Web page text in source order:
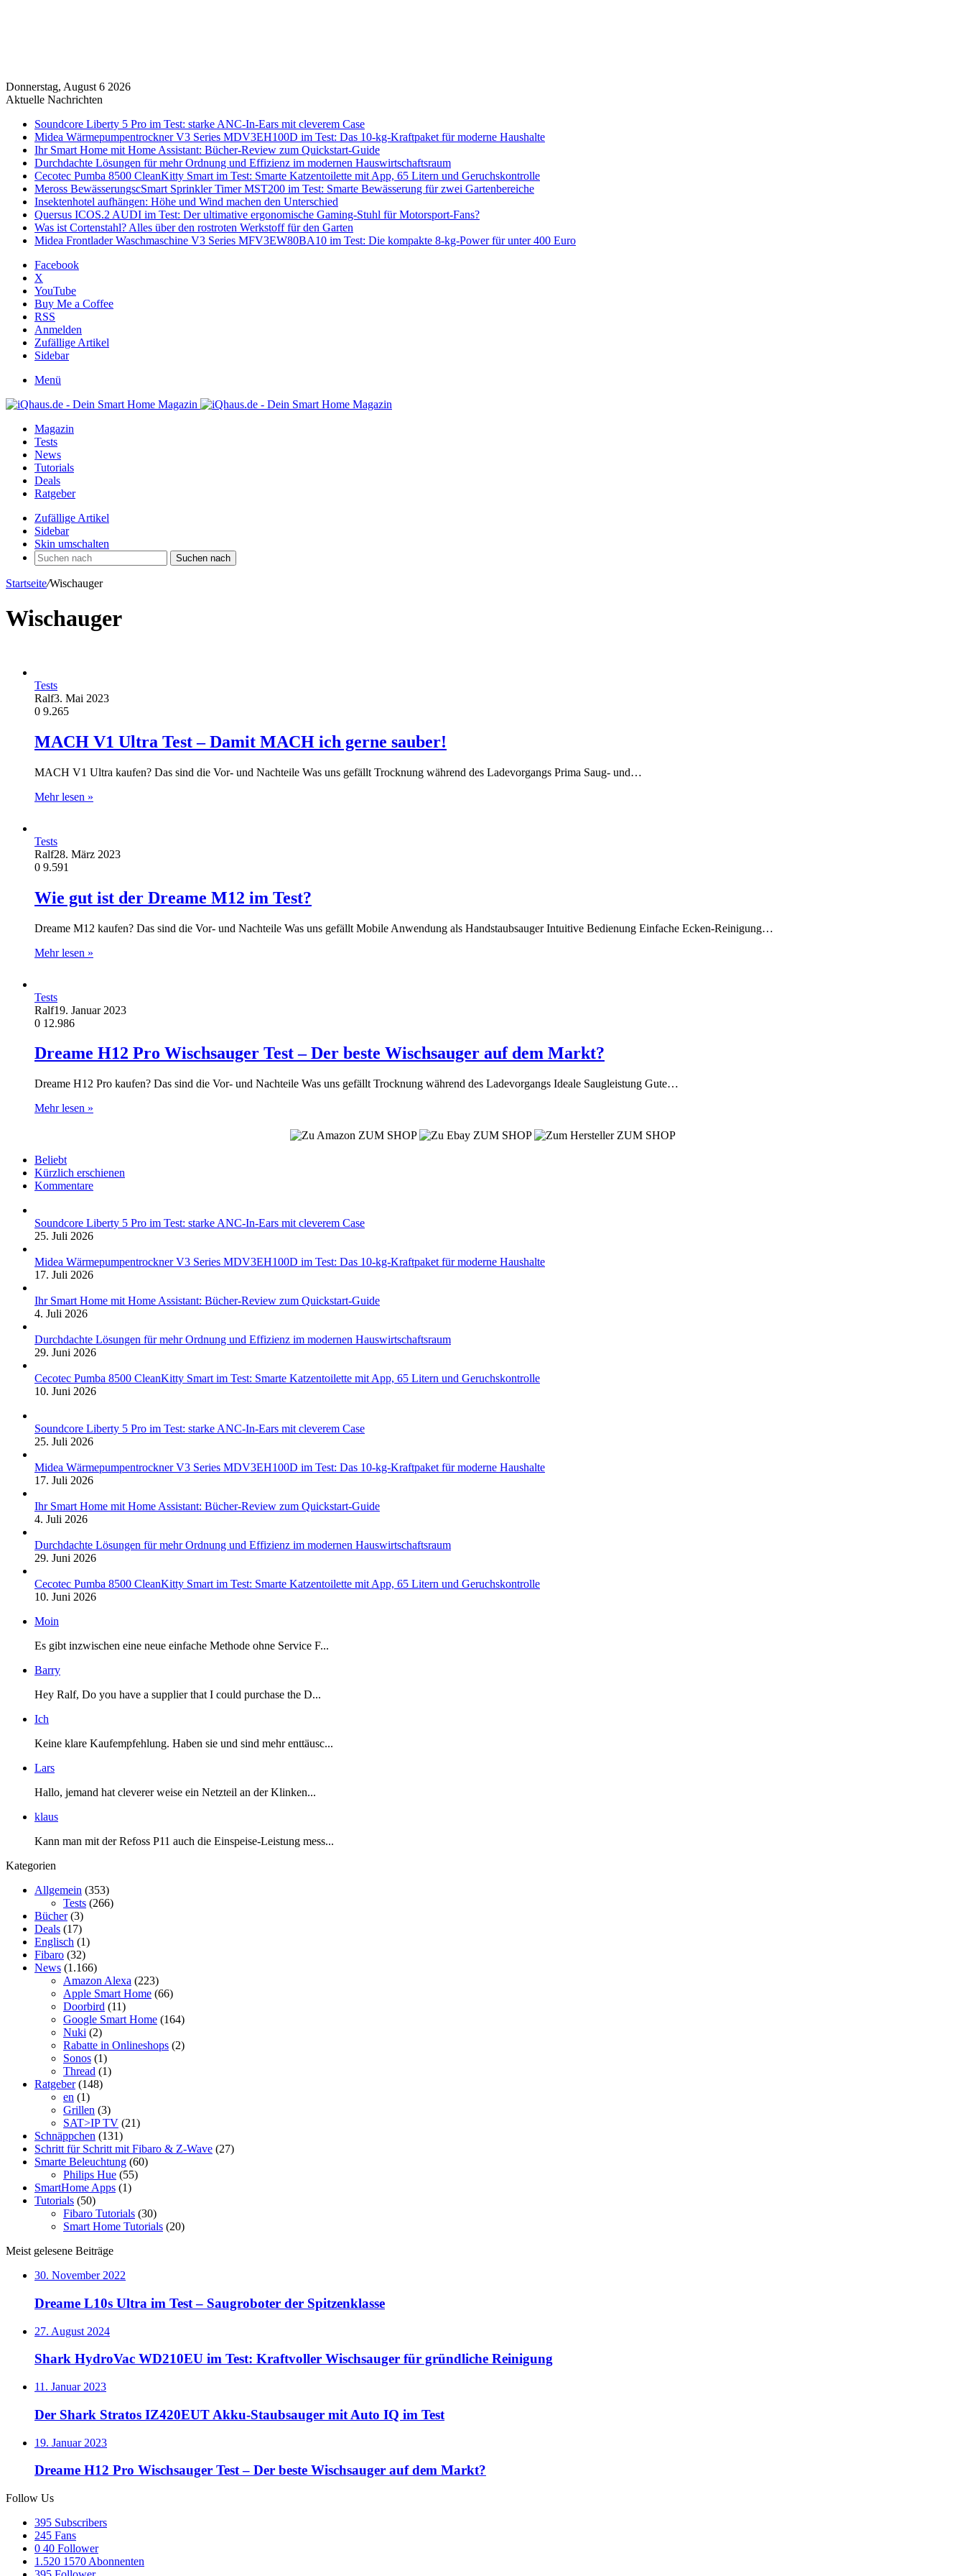
Donnerstag, August 6 2026
Aktuelle Nachrichten
Soundcore Liberty 5 Pro im Test: starke ANC-In-Ears mit cleverem Case
Midea Wärmepumpentrockner V3 Series MDV3EH100D im Test: Das 10-kg-Kraftpaket für moderne Haushalte
Ihr Smart Home mit Home Assistant: Bücher-Review zum Quickstart-Guide
Durchdachte Lösungen für mehr Ordnung und Effizienz im modernen Hauswirtschaftsraum
Cecotec Pumba 8500 CleanKitty Smart im Test: Smarte Katzentoilette mit App, 65 Litern und Geruchskontrolle
Meross BewässerungscSmart Sprinkler Timer MST200 im Test: Smarte Bewässerung für zwei Gartenbereiche
Insektenhotel aufhängen: Höhe und Wind machen den Unterschied
Quersus ICOS.2 AUDI im Test: Der ultimative ergonomische Gaming-Stuhl für Motorsport-Fans?
Was ist Cortenstahl? Alles über den rostroten Werkstoff für den Garten
Midea Frontlader Waschmaschine V3 Series MFV3EW80BA10 im Test: Die kompakte 8-kg-Power für unter 400 Euro
Facebook
X
YouTube
Buy Me a Coffee
RSS
Anmelden
Zufällige Artikel
Sidebar
Menü
Magazin
Tests
News
Tutorials
Deals
Ratgeber
Zufällige Artikel
Sidebar
Skin umschalten
Suchen nach
Startseite/Wischauger
Wischauger
Tests
Ralf3. Mai 2023
0 9.265
MACH V1 Ultra Test – Damit MACH ich gerne sauber!
MACH V1 Ultra kaufen? Das sind die Vor- und Nachteile Was uns gefällt Trocknung während des Ladevorgangs Prima Saug- und…
Mehr lesen »
Tests
Ralf28. März 2023
0 9.591
Wie gut ist der Dreame M12 im Test?
Dreame M12 kaufen? Das sind die Vor- und Nachteile Was uns gefällt Mobile Anwendung als Handstaubsauger Intuitive Bedienung Einfache Ecken-Reinigung…
Mehr lesen »
Tests
Ralf19. Januar 2023
0 12.986
Dreame H12 Pro Wischsauger Test – Der beste Wischsauger auf dem Markt?
Dreame H12 Pro kaufen? Das sind die Vor- und Nachteile Was uns gefällt Trocknung während des Ladevorgangs Ideale Saugleistung Gute…
Mehr lesen »
ZUM SHOP ZUM SHOP
ZUM SHOP
Beliebt
Kürzlich erschienen
Kommentare
Soundcore Liberty 5 Pro im Test: starke ANC-In-Ears mit cleverem Case
25. Juli 2026
Midea Wärmepumpentrockner V3 Series MDV3EH100D im Test: Das 10-kg-Kraftpaket für moderne Haushalte
17. Juli 2026
Ihr Smart Home mit Home Assistant: Bücher-Review zum Quickstart-Guide
4. Juli 2026
Durchdachte Lösungen für mehr Ordnung und Effizienz im modernen Hauswirtschaftsraum
29. Juni 2026
Cecotec Pumba 8500 CleanKitty Smart im Test: Smarte Katzentoilette mit App, 65 Litern und Geruchskontrolle
10. Juni 2026
Soundcore Liberty 5 Pro im Test: starke ANC-In-Ears mit cleverem Case
25. Juli 2026
Midea Wärmepumpentrockner V3 Series MDV3EH100D im Test: Das 10-kg-Kraftpaket für moderne Haushalte
17. Juli 2026
Ihr Smart Home mit Home Assistant: Bücher-Review zum Quickstart-Guide
4. Juli 2026
Durchdachte Lösungen für mehr Ordnung und Effizienz im modernen Hauswirtschaftsraum
29. Juni 2026
Cecotec Pumba 8500 CleanKitty Smart im Test: Smarte Katzentoilette mit App, 65 Litern und Geruchskontrolle
10. Juni 2026
Moin
Es gibt inzwischen eine neue einfache Methode ohne Service F...
Barry
Hey Ralf, Do you have a supplier that I could purchase the D...
Ich
Keine klare Kaufempfehlung. Haben sie und sind mehr enttäusc...
Lars
Hallo, jemand hat cleverer weise ein Netzteil an der Klinken...
klaus
Kann man mit der Refoss P11 auch die Einspeise-Leistung mess...
Kategorien
Allgemein (353)
Tests (266)
Bücher(3)
Deals (17)
Englisch (1)
Fibaro (32)
News (1.166)
Amazon Alexa (223)
Apple Smart Home (66)
Doorbird (11)
Google Smart Home (164)
Nuki (2)
Rabatte in Onlineshops (2)
Sonos (1)
Thread (1)
Ratgeber(148)
en (1)
Grillen (3)
SAT>IP TV (21)
Schnäppchen (131)
Schritt für Schritt mit Fibaro & Z-Wave (27)
Smarte Beleuchtung (60)
Philips Hue (55)
SmartHome Apps (1)
Tutorials (50)
Fibaro Tutorials (30)
Smart Home Tutorials (20)
Meist gelesene Beiträge
30. November 2022
Dreame L10s Ultra im Test – Saugroboter der Spitzenklasse
27. August 2024
Shark HydroVac WD210EU im Test: Kraftvoller Wischsauger für gründliche Reinigung
11. Januar 2023
Der Shark Stratos IZ420EUT Akku-Staubsauger mit Auto IQ im Test
19. Januar 2023
Dreame H12 Pro Wischsauger Test – Der beste Wischsauger auf dem Markt?
Follow Us
395 Subscribers
245 Fans
0 40 Follower
1.520 1570 Abonnenten